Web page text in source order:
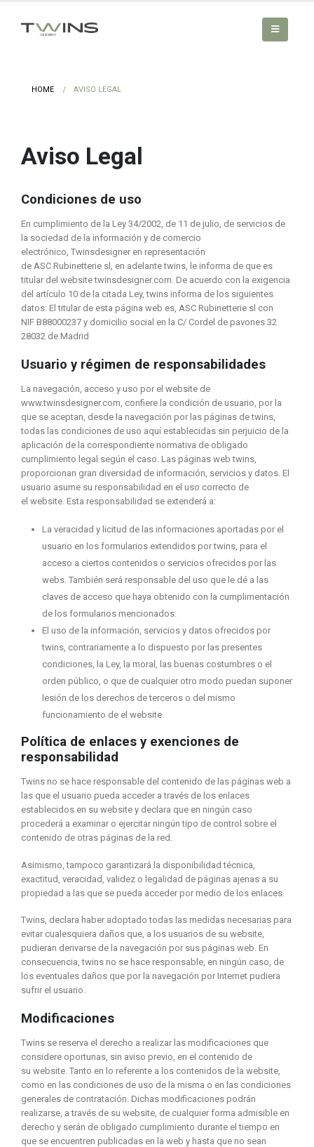
HOME AVISO LEGAL
Aviso Legal
Condiciones de uso
En cumplimiento de la Ley 34/2002, de 11 de julio, de servicios de
la sociedad de la información y de comercio
electrónico, Twinsdesigner en representación
de ASC Rubinetterie sl, en adelante twins, le informa de que es
titular del website twinsdesigner.com. De acuerdo con la exigencia
del artículo 10 de la citada Ley, twins informa de los siguientes
datos: El titular de esta página web es, ASC Rubinetterie sl con
NIF B88000237 y domicilio social en la C/ Cordel de pavones 32
28032 de Madrid
Usuario y régimen de responsabilidades
La navegación, acceso y uso por el website de
www.twinsdesigner.com, confiere la condición de usuario, por la
que se aceptan, desde la navegación por las páginas de twins,
todas las condiciones de uso aquí establecidas sin perjuicio de la
aplicación de la correspondiente normativa de obligado
cumplimiento legal según el caso. Las páginas web twins,
proporcionan gran diversidad de información, servicios y datos. El
usuario asume su responsabilidad en el uso correcto de
el website. Esta responsabilidad se extenderá a:
La veracidad y licitud de las informaciones aportadas por el
usuario en los formularios extendidos por twins, para el
acceso a ciertos contenidos o servicios ofrecidos por las
webs. También será responsable del uso que le dé a las
claves de acceso que haya obtenido con la cumplimentación
de los formularios mencionados.
El uso de la información, servicios y datos ofrecidos por
twins, contrariamente a lo dispuesto por las presentes
condiciones, la Ley, la moral, las buenas costumbres o el
orden público, o que de cualquier otro modo puedan suponer
lesión de los derechos de terceros o del mismo
funcionamiento de el website.
Política de enlaces y exenciones de
responsabilidad
Twins no se hace responsable del contenido de las páginas web a
las que el usuario pueda acceder a través de los enlaces
establecidos en su website y declara que en ningún caso
procederá a examinar o ejercitar ningún tipo de control sobre el
contenido de otras páginas de la red.
Asimismo, tampoco garantizará la disponibilidad técnica,
exactitud, veracidad, validez o legalidad de páginas ajenas a su
propiedad a las que se pueda acceder por medio de los enlaces.
Twins, declara haber adoptado todas las medidas necesarias para
evitar cualesquiera daños que, a los usuarios de su website,
pudieran derivarse de la navegación por sus páginas web. En
consecuencia, twins no se hace responsable, en ningún caso, de
los eventuales daños que por la navegación por Internet pudiera
sufrir el usuario.
Modificaciones
Twins se reserva el derecho a realizar las modificaciones que
considere oportunas, sin aviso previo, en el contenido de
su website. Tanto en lo referente a los contenidos de la website,
como en las condiciones de uso de la misma o en las condiciones
generales de contratación. Dichas modificaciones podrán
realizarse, a través de su website, de cualquier forma admisible en
derecho y serán de obligado cumplimiento durante el tiempo en
que se encuentren publicadas en la web y hasta que no sean